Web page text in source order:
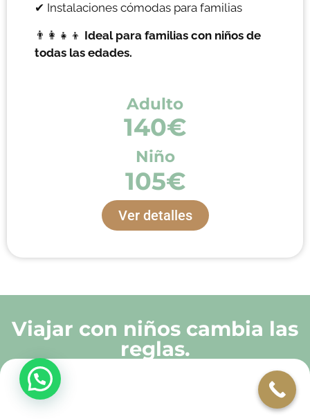
✔ Instalaciones cómodas para familias
👨‍👩‍👧‍👦 Ideal para familias con niños de
todas las edades.
Adulto
140€
Niño
105€
Ver detalles
Viajar con niños cambia las
reglas.